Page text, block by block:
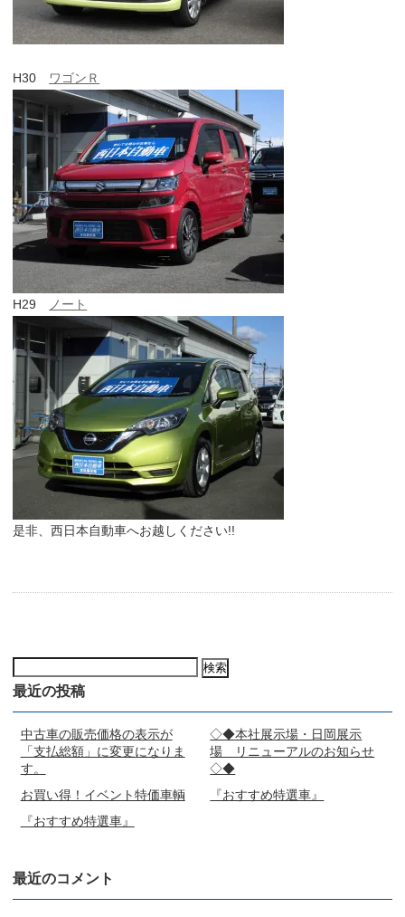
H30 ワゴンＲ
H29 ノート
是非、西日本自動車へお越しください!!
索:
最近の投稿
中古車の販売価格の表示が
「支払総額」に変更になりま
す。
◇◆本社展示場・日岡展示
場 リニューアルのお知らせ
◇◆
お買い得！イベント特価車輌
『おすすめ特選車』
『おすすめ特選車』
最近のコメント